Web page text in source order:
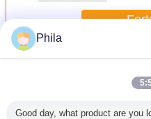
MehrGlas Prefilled Spritzen
Phila
Good day, what product are you